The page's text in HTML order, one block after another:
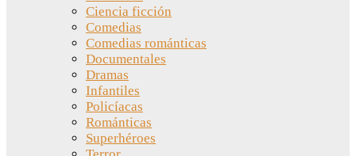
Ciencia ficción
Comedias
Comedias románticas
Documentales
Dramas
Infantiles
Policíacas
Románticas
Superhéroes